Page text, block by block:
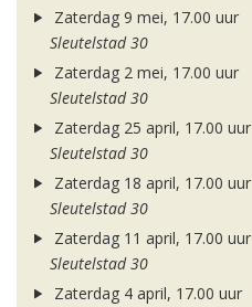
Zaterdag 9 mei, 17.00 uur
Sleutelstad 30
Zaterdag 2 mei, 17.00 uur
Sleutelstad 30
Zaterdag 25 april, 17.00 uur
Sleutelstad 30
Zaterdag 18 april, 17.00 uur
Sleutelstad 30
Zaterdag 11 april, 17.00 uur
Sleutelstad 30
Zaterdag 4 april, 17.00 uur